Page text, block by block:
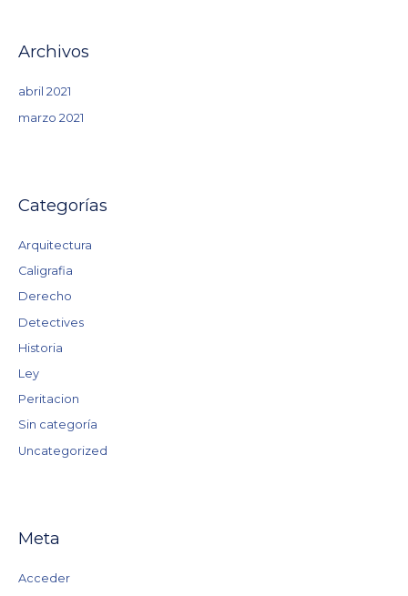
Archivos
abril 2021
marzo 2021
Categorías
Arquitectura
Caligrafia
Derecho
Detectives
Historia
Ley
Peritacion
Sin categoría
Uncategorized
Meta
Acceder